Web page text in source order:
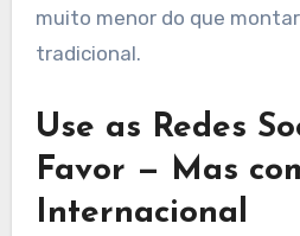
muito menor do que
tradicional.
Use as Redes
Favor — Mas
Internacional